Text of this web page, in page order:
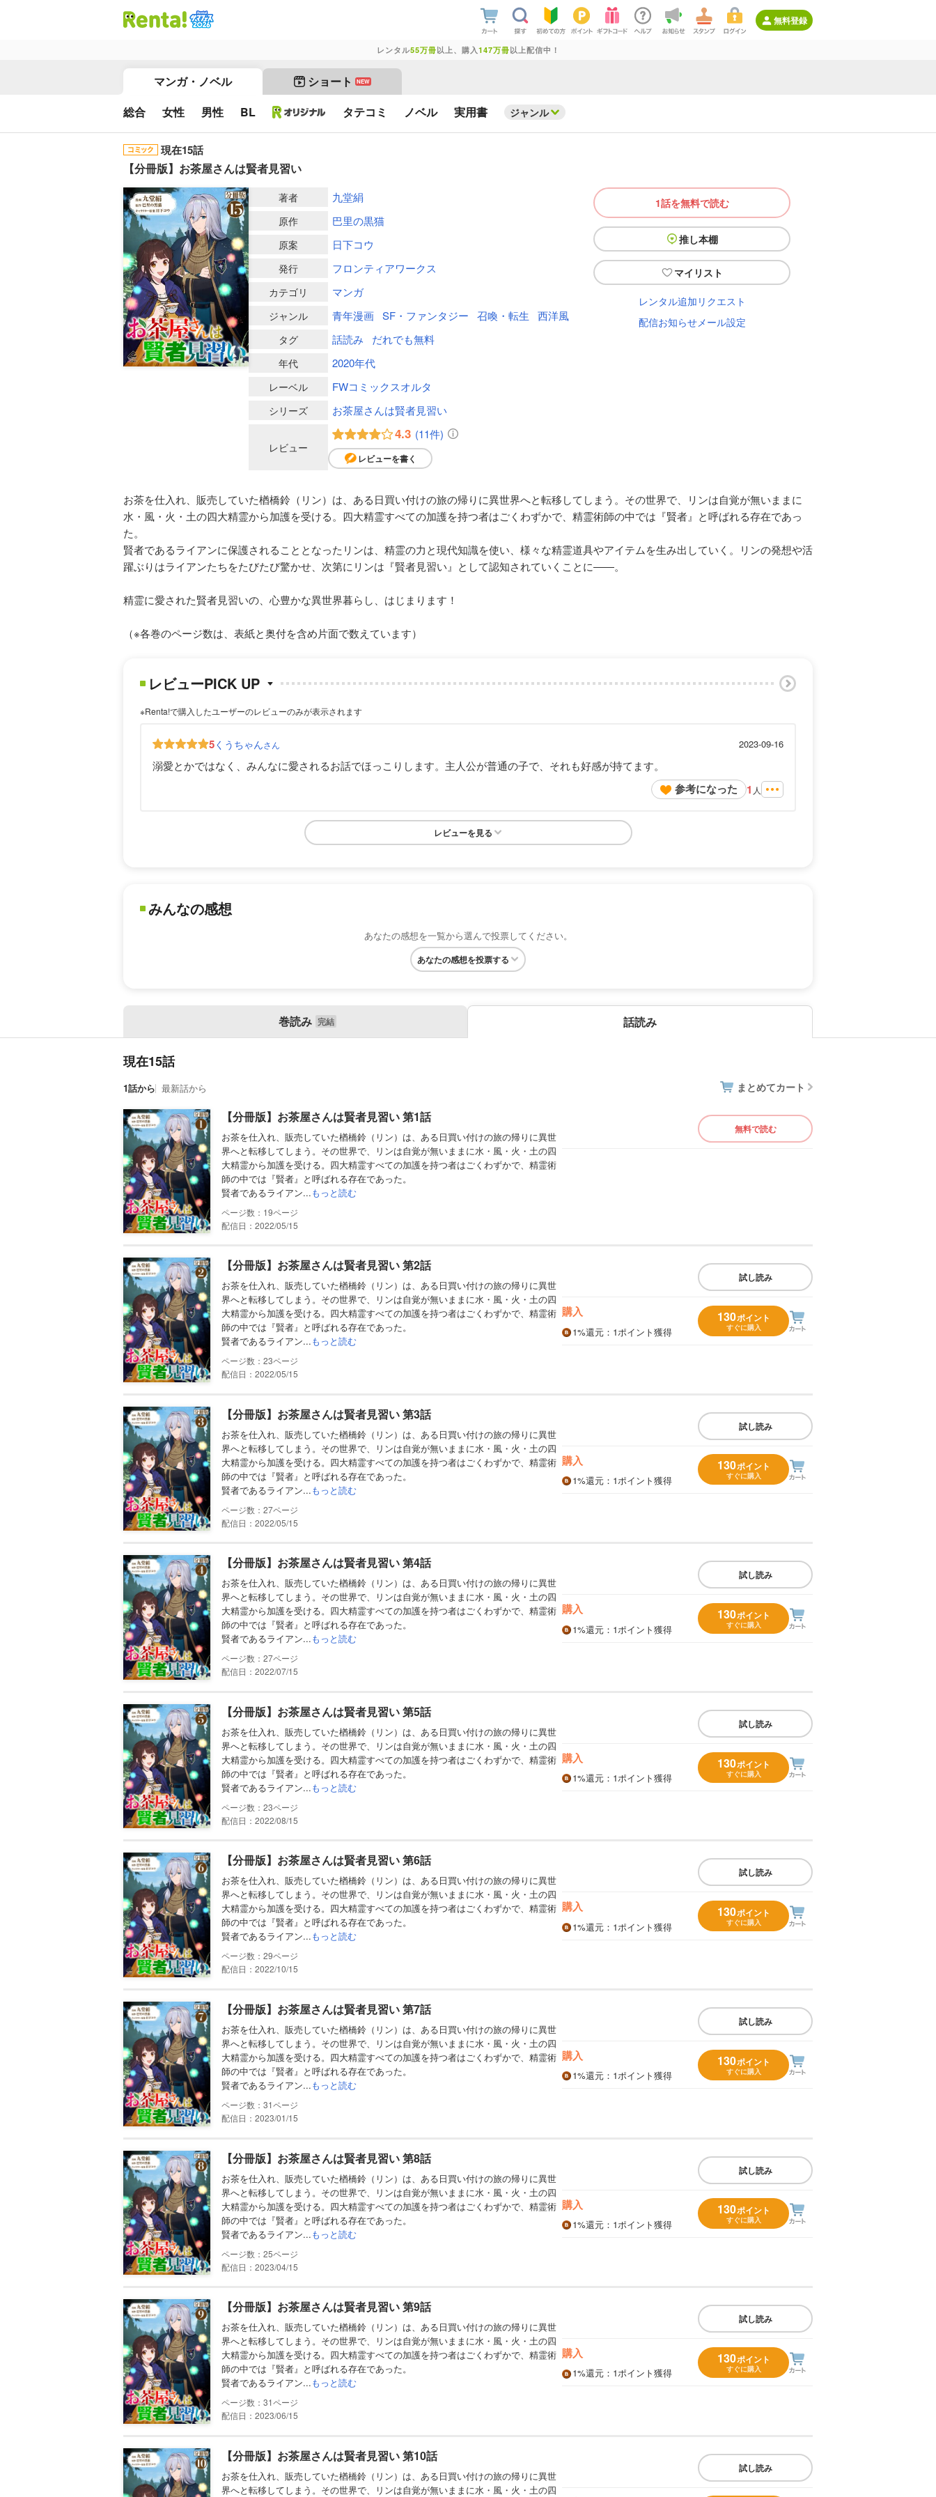
無料登録
レンタル55万冊以上、購入 147万冊以上配信中！
マンガ・ノベル ショート NEW
総合 女性 男性 BL タテコミ ノベル 実用書 ジャンル
現在15話
【分冊版】お茶屋さんは賢者見習い
1話を無料で読む
推し本棚
マイリスト
レンタル追加リクエスト
配信お知らせメール設定
著者 九堂絹
原作 巴里の黒猫
原案 日下コウ
発行 フロンティアワークス
カテゴリ マンガ
ジャンル 青年漫画 SF・ファンタジー 召喚・転生 西洋風
タグ 話読み だれでも無料
年代 2020年代
レーベル FWコミックスオルタ
シリーズ お茶屋さんは賢者見習い
レビュー
4.3 (11件)
レビューを書く
お茶を仕入れ、販売していた楢橋鈴（リン）は、ある日買い付けの旅の帰りに異世界へと転移してしまう。その世界で、リンは自覚が無いままに
水・風・火・土の四大精霊から加護を受ける。四大精霊すべての加護を持つ者はごくわずかで、精霊術師の中では『賢者』と呼ばれる存在であっ
た。
賢者であるライアンに保護されることとなったリンは、精霊の力と現代知識を使い、様々な精霊道具やアイテムを生み出していく。リンの発想や活
躍ぶりはライアンたちをたびたび驚かせ、次第にリンは『賢者見習い』として認知されていくことに――。
精霊に愛された賢者見習いの、心豊かな異世界暮らし、はじまります！
（※各巻のページ数は、表紙と奥付を含め片面で数えています）
レビューPICK UP
※Renta!で購入したユーザーのレビューのみが表示されます
5くうちゃんさん 2023-09-16
溺愛とかではなく、みんなに愛されるお話でほっこりします。主人公が普通の子で、それも好感が持てます。
参考になった 1 人
レビューを見る
みんなの感想
あなたの感想を一覧から選んで投票してください。
あなたの感想を投票する
巻読み 話読み
現在15話
1話から 最新話から まとめてカート
【分冊版】お茶屋さんは賢者見習い 第1話
お茶を仕入れ、販売していた楢橋鈴（リン）は、ある日買い付けの旅の帰りに異世
界へと転移してしまう。その世界で、リンは自覚が無いままに水・風・火・土の四
大精霊から加護を受ける。四大精霊すべての加護を持つ者はごくわずかで、精霊術
師の中では『賢者』と呼ばれる存在であった。
賢者であるライアン...もっと読む
19
配信日：2022/05/15
無料で読む
【分冊版】お茶屋さんは賢者見習い 第2話
お茶を仕入れ、販売していた楢橋鈴（リン）は、ある日買い付けの旅の帰りに異世
界へと転移してしまう。その世界で、リンは自覚が無いままに水・風・火・土の四
大精霊から加護を受ける。四大精霊すべての加護を持つ者はごくわずかで、精霊術
師の中では『賢者』と呼ばれる存在であった。
賢者であるライアン...もっと読む
23
配信日：2022/05/15
試し読み
購入
1%還元 ：1ポイント獲得
130ポイント
すぐに購入
【分冊版】お茶屋さんは賢者見習い 第3話
お茶を仕入れ、販売していた楢橋鈴（リン）は、ある日買い付けの旅の帰りに異世
界へと転移してしまう。その世界で、リンは自覚が無いままに水・風・火・土の四
大精霊から加護を受ける。四大精霊すべての加護を持つ者はごくわずかで、精霊術
師の中では『賢者』と呼ばれる存在であった。
賢者であるライアン...もっと読む
27
配信日：2022/05/15
試し読み
購入
1%還元 ：1ポイント獲得
130ポイント
すぐに購入
【分冊版】お茶屋さんは賢者見習い 第4話
お茶を仕入れ、販売していた楢橋鈴（リン）は、ある日買い付けの旅の帰りに異世
界へと転移してしまう。その世界で、リンは自覚が無いままに水・風・火・土の四
大精霊から加護を受ける。四大精霊すべての加護を持つ者はごくわずかで、精霊術
師の中では『賢者』と呼ばれる存在であった。
賢者であるライアン...もっと読む
27
配信日：2022/07/15
試し読み
購入
1%還元 ：1ポイント獲得
130ポイント
すぐに購入
【分冊版】お茶屋さんは賢者見習い 第5話
お茶を仕入れ、販売していた楢橋鈴（リン）は、ある日買い付けの旅の帰りに異世
界へと転移してしまう。その世界で、リンは自覚が無いままに水・風・火・土の四
大精霊から加護を受ける。四大精霊すべての加護を持つ者はごくわずかで、精霊術
師の中では『賢者』と呼ばれる存在であった。
賢者であるライアン...もっと読む
23
配信日：2022/08/15
試し読み
購入
1%還元 ：1ポイント獲得
130ポイント
すぐに購入
【分冊版】お茶屋さんは賢者見習い 第6話
お茶を仕入れ、販売していた楢橋鈴（リン）は、ある日買い付けの旅の帰りに異世
界へと転移してしまう。その世界で、リンは自覚が無いままに水・風・火・土の四
大精霊から加護を受ける。四大精霊すべての加護を持つ者はごくわずかで、精霊術
師の中では『賢者』と呼ばれる存在であった。
賢者であるライアン...もっと読む
29
配信日：2022/10/15
試し読み
購入
1%還元 ：1ポイント獲得
130ポイント
すぐに購入
【分冊版】お茶屋さんは賢者見習い 第7話
お茶を仕入れ、販売していた楢橋鈴（リン）は、ある日買い付けの旅の帰りに異世
界へと転移してしまう。その世界で、リンは自覚が無いままに水・風・火・土の四
大精霊から加護を受ける。四大精霊すべての加護を持つ者はごくわずかで、精霊術
師の中では『賢者』と呼ばれる存在であった。
賢者であるライアン...もっと読む
31
配信日：2023/01/15
試し読み
購入
1%還元 ：1ポイント獲得
130ポイント
すぐに購入
【分冊版】お茶屋さんは賢者見習い 第8話
お茶を仕入れ、販売していた楢橋鈴（リン）は、ある日買い付けの旅の帰りに異世
界へと転移してしまう。その世界で、リンは自覚が無いままに水・風・火・土の四
大精霊から加護を受ける。四大精霊すべての加護を持つ者はごくわずかで、精霊術
師の中では『賢者』と呼ばれる存在であった。
賢者であるライアン...もっと読む
25
配信日：2023/04/15
試し読み
購入
1%還元 ：1ポイント獲得
130ポイント
すぐに購入
【分冊版】お茶屋さんは賢者見習い 第9話
お茶を仕入れ、販売していた楢橋鈴（リン）は、ある日買い付けの旅の帰りに異世
界へと転移してしまう。その世界で、リンは自覚が無いままに水・風・火・土の四
大精霊から加護を受ける。四大精霊すべての加護を持つ者はごくわずかで、精霊術
師の中では『賢者』と呼ばれる存在であった。
賢者であるライアン...もっと読む
31
配信日：2023/06/15
試し読み
購入
1%還元 ：1ポイント獲得
130ポイント
すぐに購入
【分冊版】お茶屋さんは賢者見習い 第10話
お茶を仕入れ、販売していた楢橋鈴（リン）は、ある日買い付けの旅の帰りに異世
界へと転移してしまう。その世界で、リンは自覚が無いままに水・風・火・土の四
試し読み